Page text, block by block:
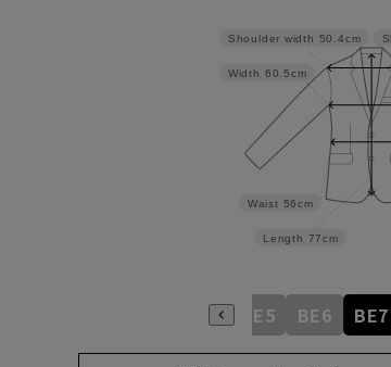
Length 77cm
Waist 56cm
Width 60.5cm
Shoulder width 50.4cm
BE4 BE5 BE6 BE7